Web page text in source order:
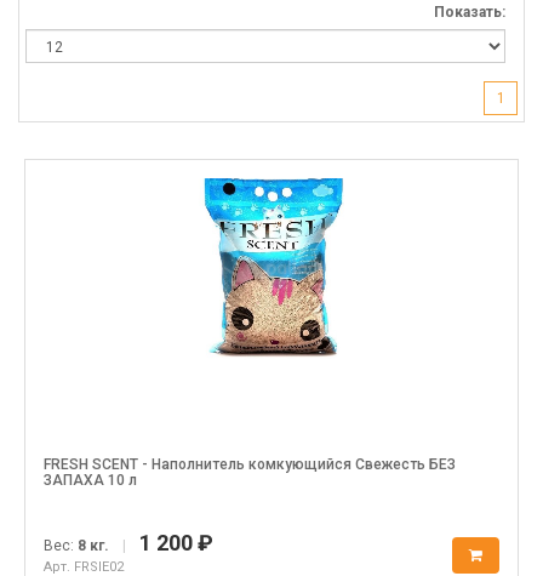
Показать:
1
FRESH SCENT - Наполнитель комкующийся Свежесть БЕЗ
ЗАПАХА 10 л
Вес: 8 кг. | 1 200 ₽
Арт. FRSIE02